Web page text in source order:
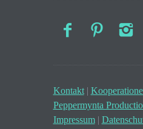
Kontakt|
Peppermynta
Impressum|